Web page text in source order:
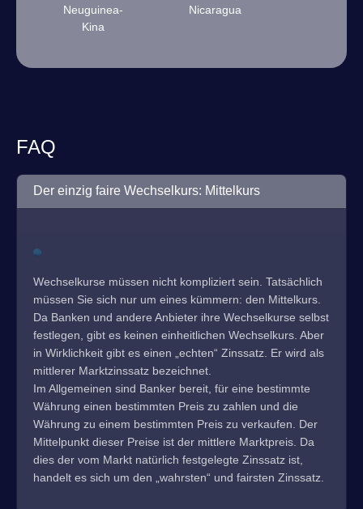
Neuguinea-
Kina
Nicaragua
FAQ
Der einzig faire Wechselkurs: Mittelkurs
Wechselkurse müssen nicht kompliziert sein. Tatsächlich
müssen Sie sich nur um eines kümmern: den Mittelkurs.
Da Banken und andere Anbieter ihre Wechselkurse selbst
festlegen, gibt es keinen einheitlichen Wechselkurs. Aber
in Wirklichkeit gibt es einen „echten“ Zinssatz. Er wird als
mittlerer Marktzinssatz bezeichnet.
Im Allgemeinen sind Banker bereit, für eine bestimmte
Währung einen bestimmten Preis zu zahlen und die
Währung zu einem bestimmten Preis zu verkaufen. Der
Mittelpunkt dieser Preise ist der mittlere Marktpreis. Da
dies der vom Markt natürlich festgelegte Zinssatz ist,
handelt es sich um den „wahrsten“ und fairsten Zinssatz.